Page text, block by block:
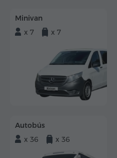
Minivan
x 7
x 7
Autobús
x 36
x 36